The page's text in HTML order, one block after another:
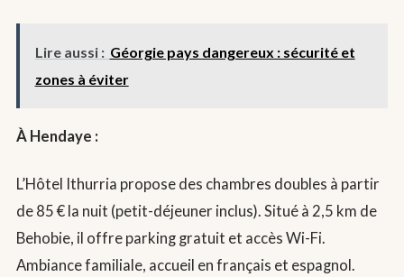
Lire aussi : Géorgie pays dangereux : sécurité et
zones à éviter
À Hendaye :
L’Hôtel Ithurria propose des chambres doubles à partir
de 85 € la nuit (petit-déjeuner inclus). Situé à 2,5 km de
Behobie, il offre parking gratuit et accès Wi-Fi.
Ambiance familiale, accueil en français et espagnol.